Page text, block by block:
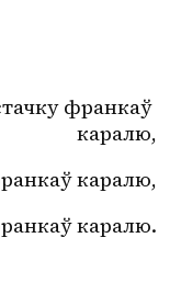
франкаў
каралю,
каралю,
каралю.